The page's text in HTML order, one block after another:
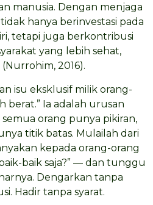
manusia. Dengan menjaga
hanya berinvestasi pada
tetapi juga berkontribusi
yang lebih sehat,
2016).
isu eksklusif milik orang-
berat.” Ia adalah urusan
orang punya pikiran,
titik batas. Mulailah dari
kepada orang-orang
baik saja?” — dan tunggu
Dengarkan tanpa
Hadir tanpa syarat.